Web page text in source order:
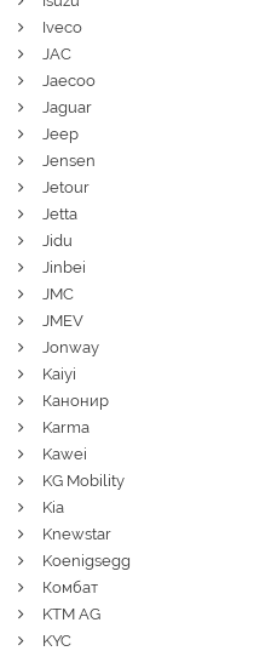
Iveco
JAC
Jaecoo
Jaguar
Jeep
Jensen
Jetour
Jetta
Jidu
Jinbei
JMC
JMEV
Jonway
Kaiyi
Канонир
Karma
Kawei
KG Mobility
Kia
Knewstar
Koenigsegg
Комбат
KTM AG
KYC